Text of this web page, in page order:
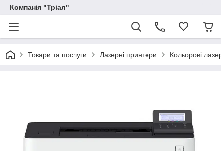
Компанія "Тріал"
Товари та послуги Лазерні принтери Кольорові